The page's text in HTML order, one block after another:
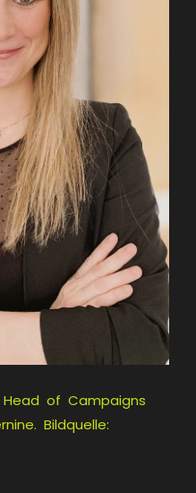
Head of Campaigns
Bildquelle: